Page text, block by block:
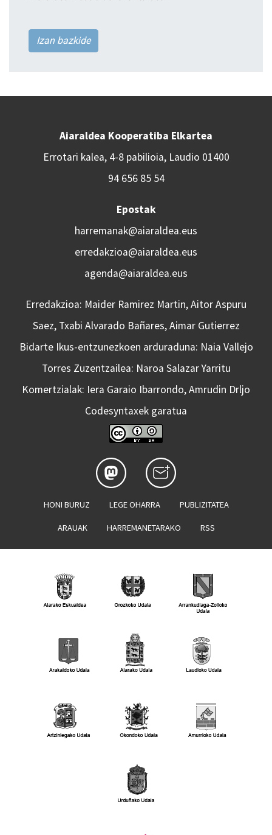
Izan bazkide
Aiaraldea Kooperatiba Elkartea
Errotari kalea, 4-8 pabilioia, Laudio 01400
94 656 85 54
Epostak
harremanak@aiaraldea.eus
erredakzioa@aiaraldea.eus
agenda@aiaraldea.eus
Erredakzioa: Maider Ramirez Martin, Aitor Aspuru
Saez, Txabi Alvarado Bañares, Aimar Gutierrez
Bidarte Ikus-entzunezkoen arduraduna: Naia Vallejo
Torres Zuzentzailea: Naroa Salazar Yarritu
Komertzialak: Iera Garaio Ibarrondo, Amrudin Drljo
Codesyntaxek garatua
HONI BURUZ LEGE OHARRA PUBLIZITATEA
ARAUAK HARREMANETARAKO RSS